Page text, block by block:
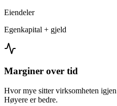
Eiendeler
Egenkapital + gjeld
Marginer over tid
Hvor mye sitter virksomheten
Høyere er bedre.